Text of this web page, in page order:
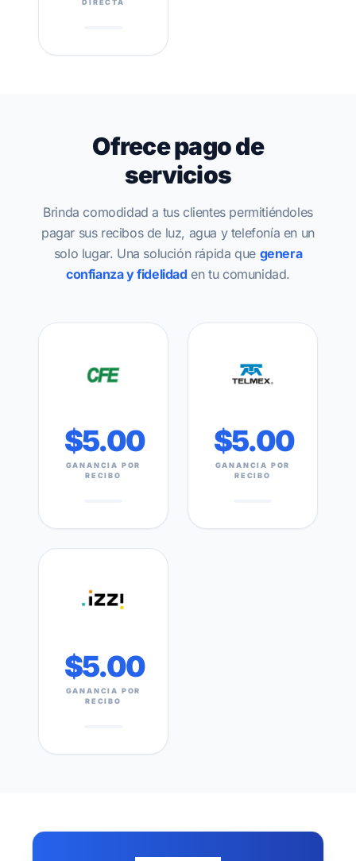
DIRECTA
Ofrece pago de
servicios
Brinda comodidad a tus clientes permitiéndoles
pagar sus recibos de luz, agua y telefonía en un
solo lugar. Una solución rápida que genera
confianza y fidelidad en tu comunidad.
$5.00
GANANCIA POR
RECIBO
$5.00
GANANCIA POR
RECIBO
$5.00
GANANCIA POR
RECIBO